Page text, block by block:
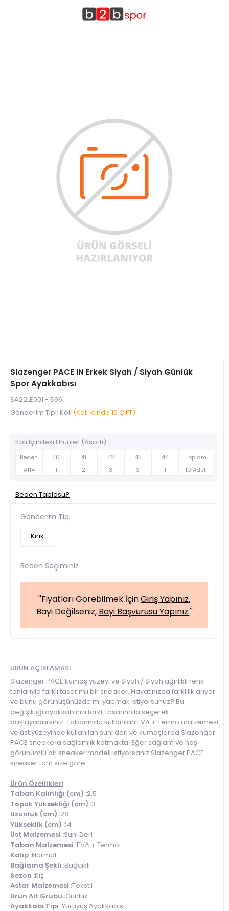
Slazenger PACE IN Erkek Siyah / Siyah Günlük
Spor Ayakkabısı
SA22LE001 - 596
Gönderim Tipi: Koli (Koli İçinde 10 ÇİFT)
Koli İçindeki Ürünler (Asorti)
Beden 40 41 42 43 44
Toplam
A114
1 2 3 3 1 10 Adet
Beden Tablosu?
Gönderim Tipi
Kırık
Beden Seçiminiz
''Fiyatları Görebilmek İçinGiriş Yapınız.
Bayi Değilseniz, Bayi Başvurusu Yapınız.''
ÜRÜN AÇIKLAMASI
Slazenger PACE kumaş yüzeyi ve Siyah / Siyah ağırlıklı renk
tonlarıyla farklı tasarımlı bir sneaker. Hayatınızda farklılık arıyor
ve bunu görünüşünüzde mi yapmak istiyorsunuz? Bu
değişikliği ayakkabınızı farklı tasarımda seçerek
başlayabilirsiniz. Tabanında kullanılan EVA + Termo malzemesi
ve üst yüzeyinde kullanılan suni deri ve kumaşlarda Slazenger
PACE sneakera sağlamlık katmakta. Eğer sağlam ve hoş
görünümlü bir sneaker modeli istiyorsanız Slazenger PACE
sneaker tam size göre.
Ürün Özellikleri
Taban Kalınlığı (cm) :2,5
Topuk Yüksekliği (cm) :3
Uzunluk (cm) :28
Yükseklik (cm) :14
Üst Malzemesi :Suni Deri
Taban Malzemesi :EVA + Termo
Kalıp :Normal
Bağlama Şekli :Bağcıklı
Sezon :Kış
Astar Malzemesi :Tekstil
Ürün Alt Grubu :Günlük
Ayakkabı Tipi :Yürüyüş Ayakkabısı